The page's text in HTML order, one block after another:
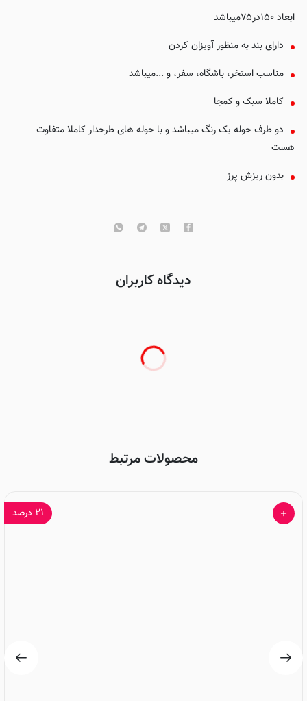
ابعاد ۱۵۰در۷۵میباشد
دارای بند به منظور آویزان کردن
مناسب استخر، باشگاه، سفر، و ...میباشد
کاملا سبک و کمجا
دو طرف حوله یک رنگ میباشد و با حوله های طرحدار کاملا متفاوت
هست
بدون ریزش پرز
دیدگاه کاربران
محصولات مرتبط
۲۱ درصد